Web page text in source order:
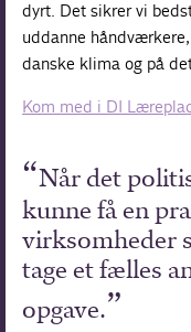
dyrt. Det sikrer vi
uddanne
danske klima og på
Kom med i DI
Når det
kunne få en
virksomheder
tage et fælles
opgave.